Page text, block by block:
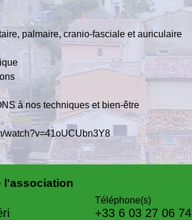
palmaire, cranio-fasciale et auriculaire
à nos techniques et bien-être
watch?v=41oUCUbn3Y8
l'association
Téléphone(s)
+33 6 03 27 06 74